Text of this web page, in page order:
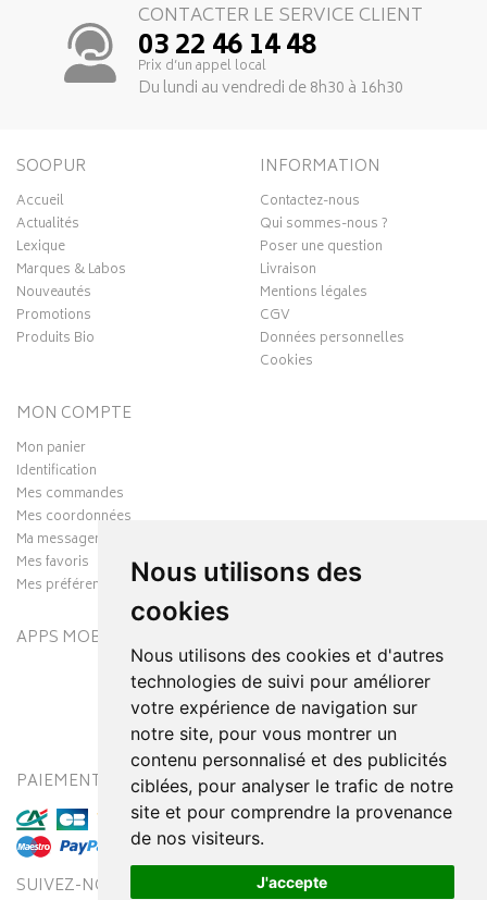
Nous utilisons des
cookies
Nous utilisons des cookies et d'autres
technologies de suivi pour améliorer
votre expérience de navigation sur
notre site, pour vous montrer un
contenu personnalisé et des publicités
ciblées, pour analyser le trafic de notre
site et pour comprendre la provenance
de nos visiteurs.
J'accepte
CONTACTER LE SERVICE CLIENT
03 22 46 14 48
Prix d’un appel local
Du lundi au vendredi de 8h30 à 16h30
SOOPUR
Accueil
Actualités
Lexique
Marques & Labos
Nouveautés
Promotions
Produits Bio
INFORMATION
Contactez-nous
Qui sommes-nous ?
Poser une question
Livraison
Mentions légales
CGV
Données personnelles
Cookies
MON COMPTE
Mon panier
Identification
Mes commandes
Mes coordonnées
Ma messagerie
Mes favoris
Mes préférences Cookies
APPS MOBILES
PAIEMENT SÉCURISÉ MODES DE LIVRAISON
SUIVEZ-NOUS SUR